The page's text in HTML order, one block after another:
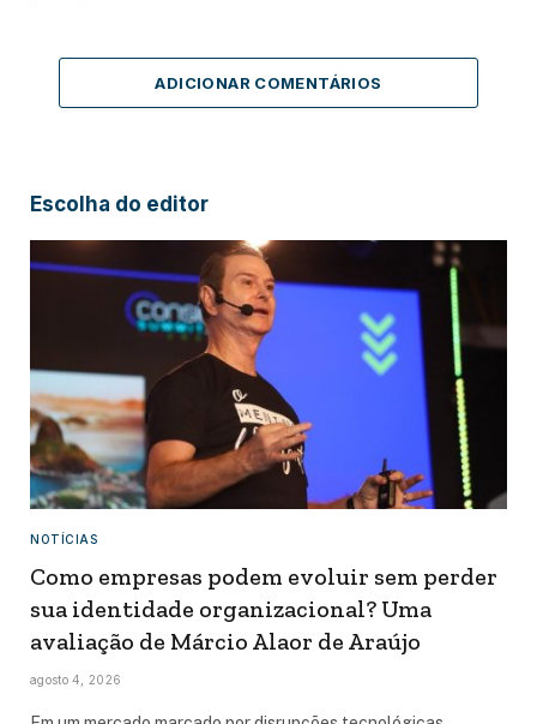
ADICIONAR COMENTÁRIOS
Escolha do editor
NOTÍCIAS
Como empresas podem evoluir sem perder
sua identidade organizacional? Uma
avaliação de Márcio Alaor de Araújo
agosto 4, 2026